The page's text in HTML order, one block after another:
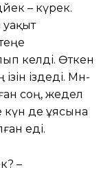
– күрек.
келді. Өткен
іздеді. Мән-
соң, жедел
күн де ұясына
еді.
–